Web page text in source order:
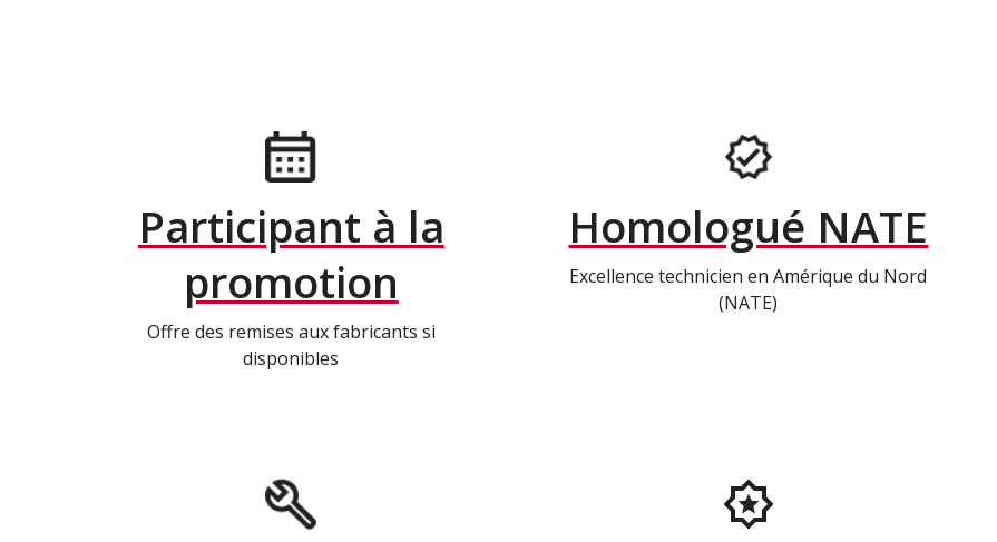
Participant à la
promotion
Offre des remises aux fabricants si
disponibles
Homologué NATE
Excellence technicien en Amérique du Nord
(NATE)